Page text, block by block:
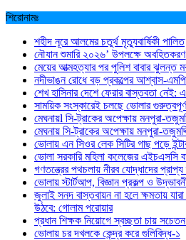
শিরোনামঃ
শহীদ নূরে আলমের চতুর্থ মৃত্যুবার্ষিকী পালিত
নৌযান শুমারি ২০২৬’ উপলক্ষে অবহিতকরণ
মেয়ের আত্মহত্যার পর পুলিশ বাবার ঝুলন্ত
নদীভাঙন রোধে বড় প্রকল্পের আশ্বাস-এমপি
শেখ হাসিনার দেশে ফেরার বাস্তবতা নেই:
সাময়িক সংস্কারেই চলছে ভোলার
মেঘনায়l সি-ট্রাকের অপেক্ষায় মনপুরা-
মেঘনায় সি-ট্রাকের অপেক্ষায় মনপুরা-
ভোলায় এন সিওর লেক সিটির গাছ পড়ে
ভোলা সরকারি মহিলা কলেজের এইচএসসি
গণতন্ত্রের পথচলায় নীরব যোদ্ধাদের
ভোলায় স্টার্টআপ, বিজ্ঞান প্রকল্প ও
জুলাই সনদ বাস্তবায়ন না হলে ক্ষমতায়
উঠবে: গোলাম পরোয়ার
প্রধান শিক্ষক নিয়োগে স্বচ্ছতা চায়
ভোলায় চর দখলকে কেন্দ্র করে গুলিবিদ্ধ-১